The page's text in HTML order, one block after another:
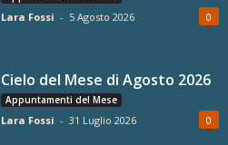
Lara Fossi - 5 Agosto 2026 0
Cielo del Mese di Agosto 2026
Appuntamenti del Mese
Lara Fossi - 31 Luglio 2026 0